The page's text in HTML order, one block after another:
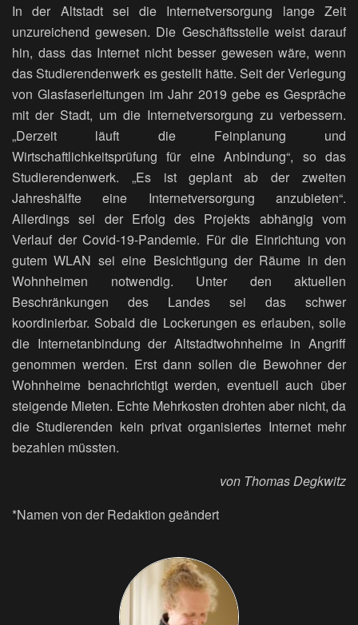
In der Altstadt sei die Internetversorgung lange Zeit
unzureichend gewesen. Die Geschäftsstelle weist darauf
hin, dass das Internet nicht besser gewesen wäre, wenn
das Studierendenwerk es gestellt hätte. Seit der Verlegung
von Glasfaserleitungen im Jahr 2019 gebe es Gespräche
mit der Stadt, um die Internetversorgung zu verbessern.
„Derzeit läuft die Feinplanung und
Wirtschaftlichkeitsprüfung für eine Anbindung“, so das
Studierendenwerk. „Es ist geplant ab der zweiten
Jahreshälfte eine Internetversorgung anzubieten“.
Allerdings sei der Erfolg des Projekts abhängig vom
Verlauf der Covid-19-Pandemie. Für die Einrichtung von
gutem WLAN sei eine Besichtigung der Räume in den
Wohnheimen notwendig. Unter den aktuellen
Beschränkungen des Landes sei das schwer
koordinierbar. Sobald die Lockerungen es erlauben, solle
die Internetanbindung der Altstadtwohnheime in Angriff
genommen werden. Erst dann sollen die Bewohner der
Wohnheime benachrichtigt werden, eventuell auch über
steigende Mieten. Echte Mehrkosten drohten aber nicht, da
die Studierenden kein privat organisiertes Internet mehr
bezahlen müssten.
von Thomas Degkwitz
*Namen von der Redaktion geändert